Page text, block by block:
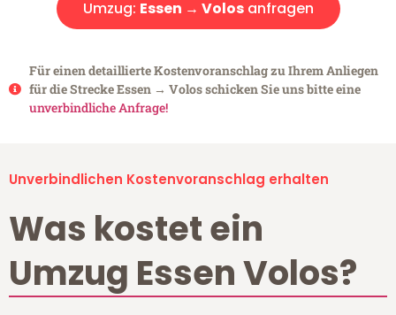
Umzug: Essen → Volosanfragen
Für einen detaillierte Kostenvoranschlag zu Ihrem Anliegen
für die Strecke Essen → Volos schicken Sie uns bitte eine
unverbindliche Anfrage!
Unverbindlichen Kostenvoranschlag erhalten
Was kostet ein
Umzug Essen Volos?